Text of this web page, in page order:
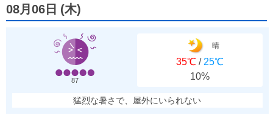
08月06日 (木)
87
晴
35℃ / 25℃
10%
猛烈な暑さで、屋外にいられない